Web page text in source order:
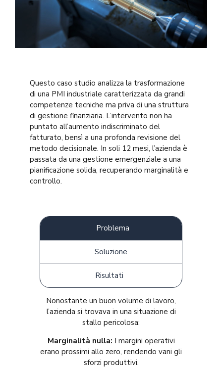
Questo caso studio analizza la trasformazione
di una PMI industriale caratterizzata da grandi
competenze tecniche ma priva di una struttura
di gestione finanziaria. L’intervento non ha
puntato all’aumento indiscriminato del
fatturato, bensì a una profonda revisione del
metodo decisionale. In soli 12 mesi, l’azienda è
passata da una gestione emergenziale a una
pianificazione solida, recuperando marginalità e
controllo.
Problema
Soluzione
Risultati
Nonostante un buon volume di lavoro,
l’azienda si trovava in una situazione di
stallo pericolosa:
Marginalità nulla: I margini operativi
erano prossimi allo zero, rendendo vani gli
sforzi produttivi.